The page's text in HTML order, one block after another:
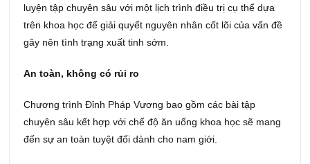
luyện tập chuyên sâu với một lịch trình điều trị cụ thể dựa
trên khoa học để giải quyết nguyên nhân cốt lõi của vấn đề
gây nên tình trạng xuất tinh sớm.
An toàn, không có rủi ro
Chương trình Đỉnh Pháp Vương bao gồm các bài tập
chuyên sâu kết hợp với chế độ ăn uống khoa học sẽ mang
đến sự an toàn tuyệt đối dành cho nam giới.